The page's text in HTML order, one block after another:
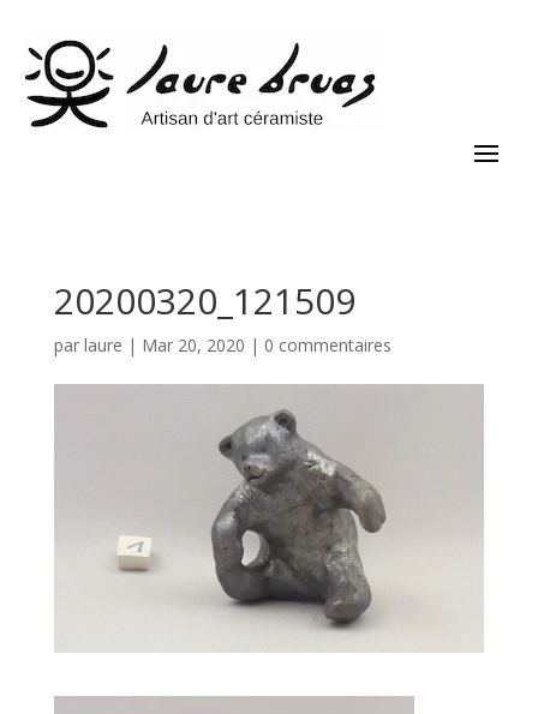
20200320_121509
par laure | Mar 20, 2020 | 0 commentaires